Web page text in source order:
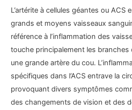
L’artérite à cellules géantes ou ACS
grands et moyens vaisseaux
référence à l’inflammation des
touche principalement les branches
une grande artère du cou.
spécifiques dans l’ACS entrave la
provoquant divers symptômes
des changements de vision et des